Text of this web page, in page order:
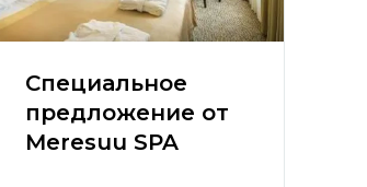
Специальное
предложение от
Meresuu SPA